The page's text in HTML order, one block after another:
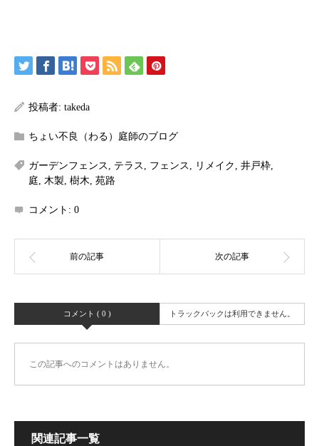
投稿者: takeda
ちょい不良（わる）庭師のブログ
ガーデンフェンス , テラス , フェンス , リメイク , 井戸枠,
庭, 木製, 樹木, 苑路
コメント: 0
コメント ( 0 ) トラックバックは利用できません。
この記事へのコメントはありません。
関連記事一覧